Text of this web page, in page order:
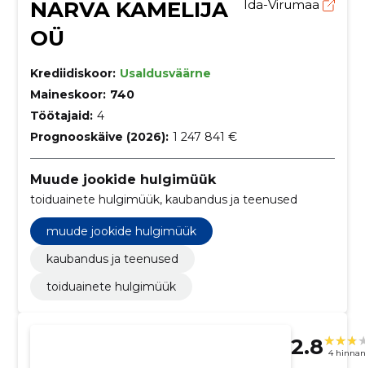
NARVA KAMELIJA
OÜ
Ida-Virumaa
Krediidiskoor: Usaldusväärne
Maineskoor: 740
Töötajaid: 4
Prognooskäive (2026): 1 247 841 €
Muude jookide hulgimüük
toiduainete hulgimüük, kaubandus ja teenused
muude jookide hulgimüük
kaubandus ja teenused
toiduainete hulgimüük
2.8 4